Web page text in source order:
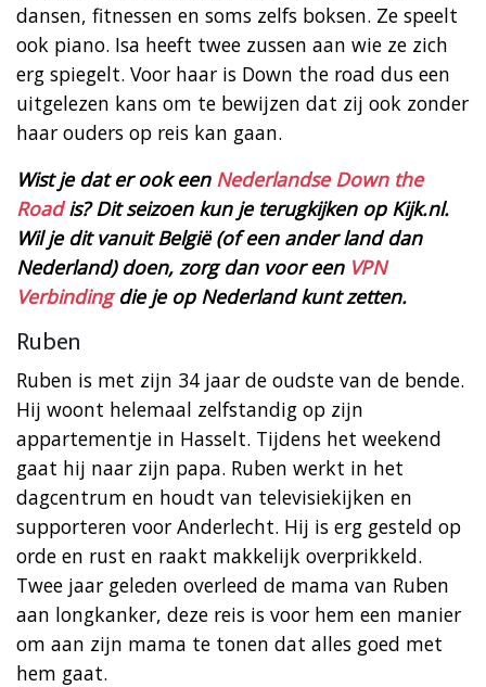
dansen, fitnessen en soms zelfs boksen. Ze speelt
ook piano. Isa heeft twee zussen aan wie ze zich
erg spiegelt. Voor haar is Down the road dus een
uitgelezen kans om te bewijzen dat zij ook zonder
haar ouders op reis kan gaan.
Wist je dat er ook een Nederlandse Down the
Roadis? Dit seizoen kun je terugkijken op Kijk.nl.
Wil je dit vanuit België (of een ander land dan
Nederland) doen, zorg dan voor een VPN
Verbindingdie je op Nederland kunt zetten.
Ruben
Ruben is met zijn 34 jaar de oudste van de bende.
Hij woont helemaal zelfstandig op zijn
appartementje in Hasselt. Tijdens het weekend
gaat hij naar zijn papa. Ruben werkt in het
dagcentrum en houdt van televisiekijken en
supporteren voor Anderlecht. Hij is erg gesteld op
orde en rust en raakt makkelijk overprikkeld.
Twee jaar geleden overleed de mama van Ruben
aan longkanker, deze reis is voor hem een manier
om aan zijn mama te tonen dat alles goed met
hem gaat.